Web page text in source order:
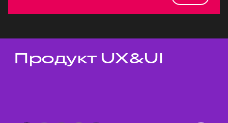
Темы докладов
Продукт UX&UI